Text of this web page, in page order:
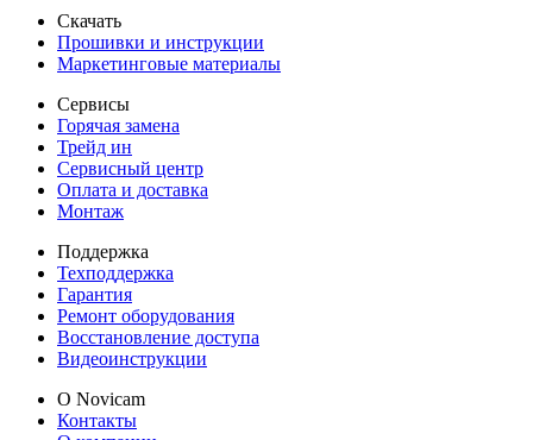
Скачать
Прошивки и инструкции
Маркетинговые материалы
Сервисы
Горячая замена
Трейд ин
Сервисный центр
Оплата и доставка
Монтаж
Поддержка
Техподдержка
Гарантия
Ремонт оборудования
Восстановление доступа
Видеоинструкции
О Novicam
Контакты